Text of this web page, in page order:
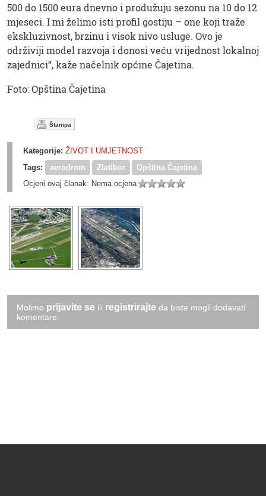
500 do 1500 eura dnevno i produžuju sezonu na 10 do 12
mjeseci. I mi želimo isti profil gostiju – one koji traže
ekskluzivnost, brzinu i visok nivo usluge. Ovo je
održiviji model razvoja i donosi veću vrijednost lokalnoj
zajednici“, kaže načelnik općine Čajetina.
Foto: Opština Čajetina
Štampa
Kategorije: ŽIVOT I UMJETNOST
Tags:
aerodrom Zlatibor
Opština Čajetina
Ocjeni ovaj članak: Nema ocjena
Molimo prijavite se ili registrirajte da biste mogli dodavati
komentare.